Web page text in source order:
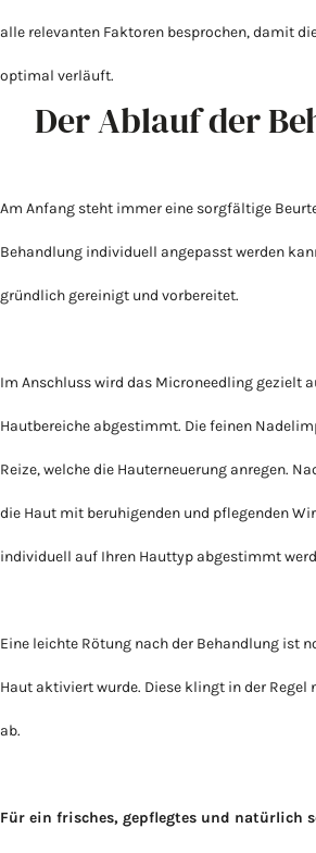
alle relevanten Faktoren besprochen, damit
optimal verläuft.
Der Ablauf der
Am Anfang steht immer eine sorgfältige
Behandlung individuell angepasst werden
gründlich gereinigt und vorbereitet.
Im Anschluss wird das Microneedling gezielt
Hautbereiche abgestimmt. Die feinen
Reize, welche die Hauterneuerung anregen.
die Haut mit beruhigenden und pflegenden
individuell auf Ihren Hauttyp abgestimmt
Eine leichte Rötung nach der Behandlung ist
Haut aktiviert wurde. Diese klingt in der Regel
ab.
Für ein frisches, gepflegtes und natürlich